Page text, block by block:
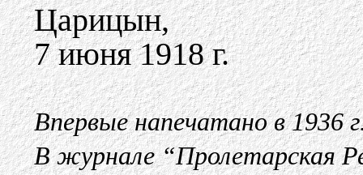
Царицын,
7 июня 1918 г.
Впервые напечатано в 1936
В журнале “Пролетарская